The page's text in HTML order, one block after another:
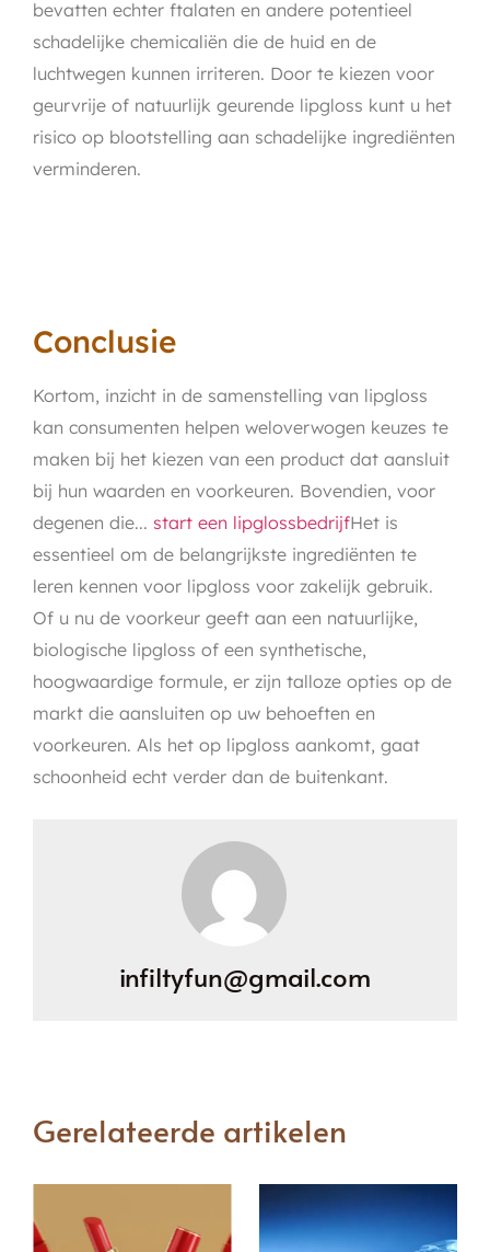
bevatten echter ftalaten en andere potentieel
schadelijke chemicaliën die de huid en de
luchtwegen kunnen irriteren. Door te kiezen voor
geurvrije of natuurlijk geurende lipgloss kunt u het
risico op blootstelling aan schadelijke ingrediënten
verminderen.
Conclusie
Kortom, inzicht in de samenstelling van lipgloss
kan consumenten helpen weloverwogen keuzes te
maken bij het kiezen van een product dat aansluit
bij hun waarden en voorkeuren. Bovendien, voor
degenen die... start een lipglossbedrijfHet is
essentieel om de belangrijkste ingrediënten te
leren kennen voor lipgloss voor zakelijk gebruik.
Of u nu de voorkeur geeft aan een natuurlijke,
biologische lipgloss of een synthetische,
hoogwaardige formule, er zijn talloze opties op de
markt die aansluiten op uw behoeften en
voorkeuren. Als het op lipgloss aankomt, gaat
schoonheid echt verder dan de buitenkant.
infiltyfun@gmail.com
Gerelateerde artikelen